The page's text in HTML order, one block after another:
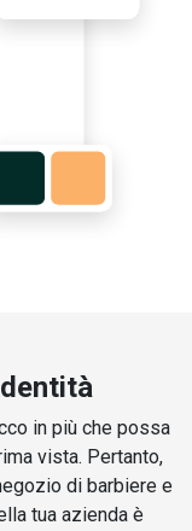
in più che possa
vista. Pertanto,
di barbiere e
tua azienda è